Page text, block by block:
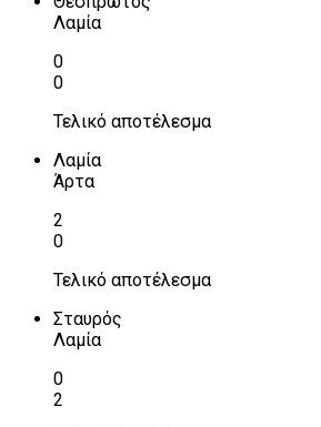
Λαμία
0
0
Τελικό αποτέλεσμα
Λαμία
Άρτα
2
0
Τελικό αποτέλεσμα
Σταυρός
Λαμία
0
2